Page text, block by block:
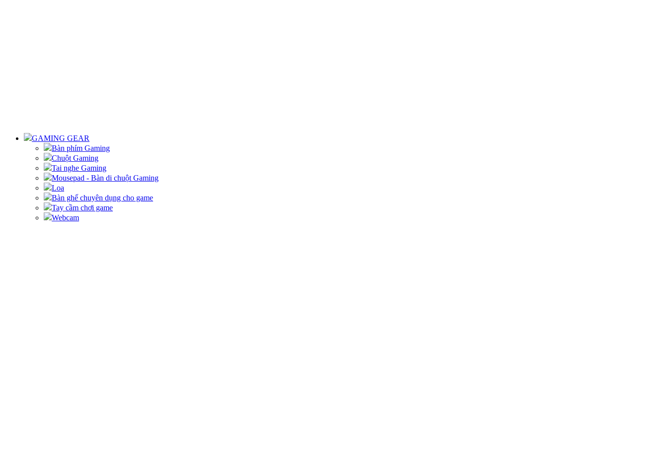
GAMING GEAR
Bàn phím Gaming
Chuột Gaming
Tai nghe Gaming
Mousepad - Bàn di chuột Gaming
Loa
Bàn ghế chuyên dụng cho game
Tay cầm chơi game
Webcam